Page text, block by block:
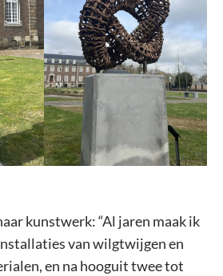
kunstwerk: “Al jaren maak ik
van wilgtwijgen en
en na hooguit twee tot